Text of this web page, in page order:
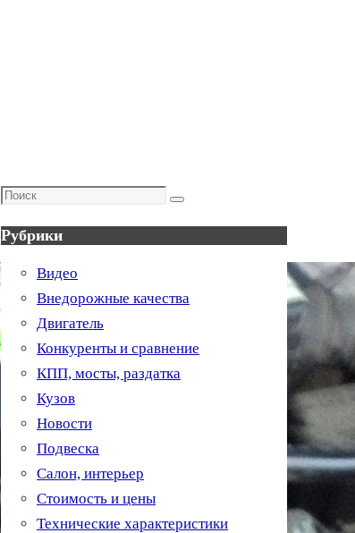
Поиск
Поиск
Рубрики
Видео
Внедорожные качества
Двигатель
Конкуренты и сравнение
КПП, мосты, раздатка
Кузов
Новости
Подвеска
Салон, интерьер
Стоимость и цены
Технические характеристики